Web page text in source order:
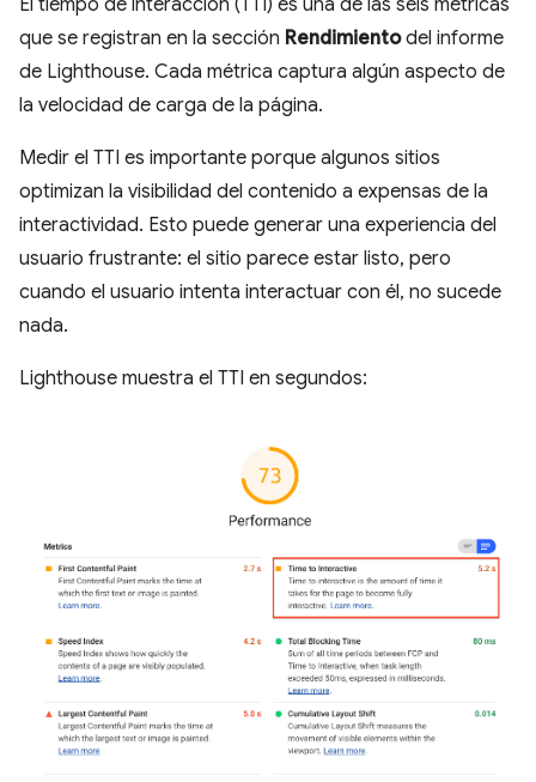
El tiempo de interacción (TTI) es una de las seis métricas
que se registran en la sección Rendimientodel informe
de Lighthouse. Cada métrica captura algún aspecto de
la velocidad de carga de la página.
Medir el TTI es importante porque algunos sitios
optimizan la visibilidad del contenido a expensas de la
interactividad. Esto puede generar una experiencia del
usuario frustrante: el sitio parece estar listo, pero
cuando el usuario intenta interactuar con él, no sucede
nada.
Lighthouse muestra el TTI en segundos: